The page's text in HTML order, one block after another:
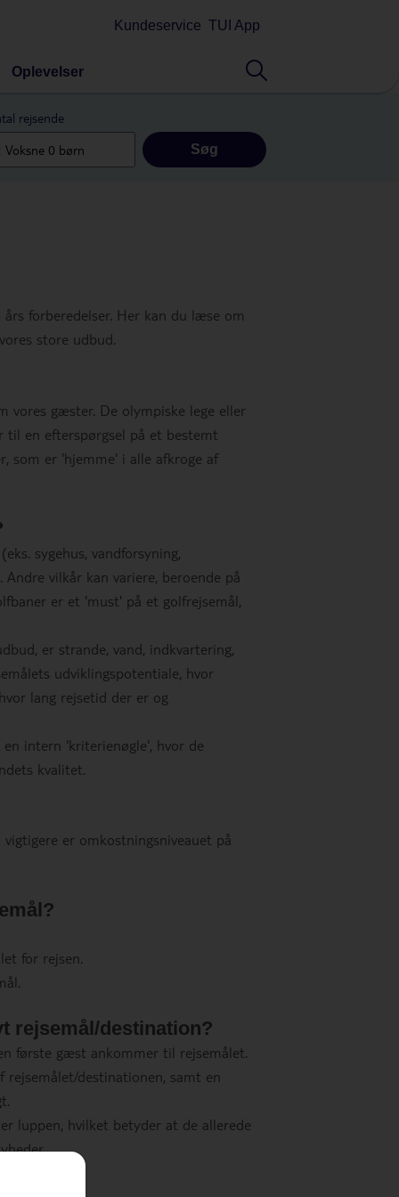
Kundeservice TUI App
Oplevelser
rejsende
Søg
forberedelser. Her kan du læse om
store udbud.
vores gæster. De olympiske lege eller
til en efterspørgsel på et bestemt
som er 'hjemme' i alle afkroge af
sygehus, vandforsyning,
vilkår kan variere, beroende på
er et 'must' på et golfrejsemål,
er strande, vand, indkvartering,
udviklingspotentiale, hvor
lang rejsetid der er og
intern 'kriterienøgle', hvor de
kvalitet.
er omkostningsniveauet på
for rejsen.
rejsemål/destination?
første gæst ankommer til rejsemålet.
destinationen, samt en
luppen, hvilket betyder at de allerede